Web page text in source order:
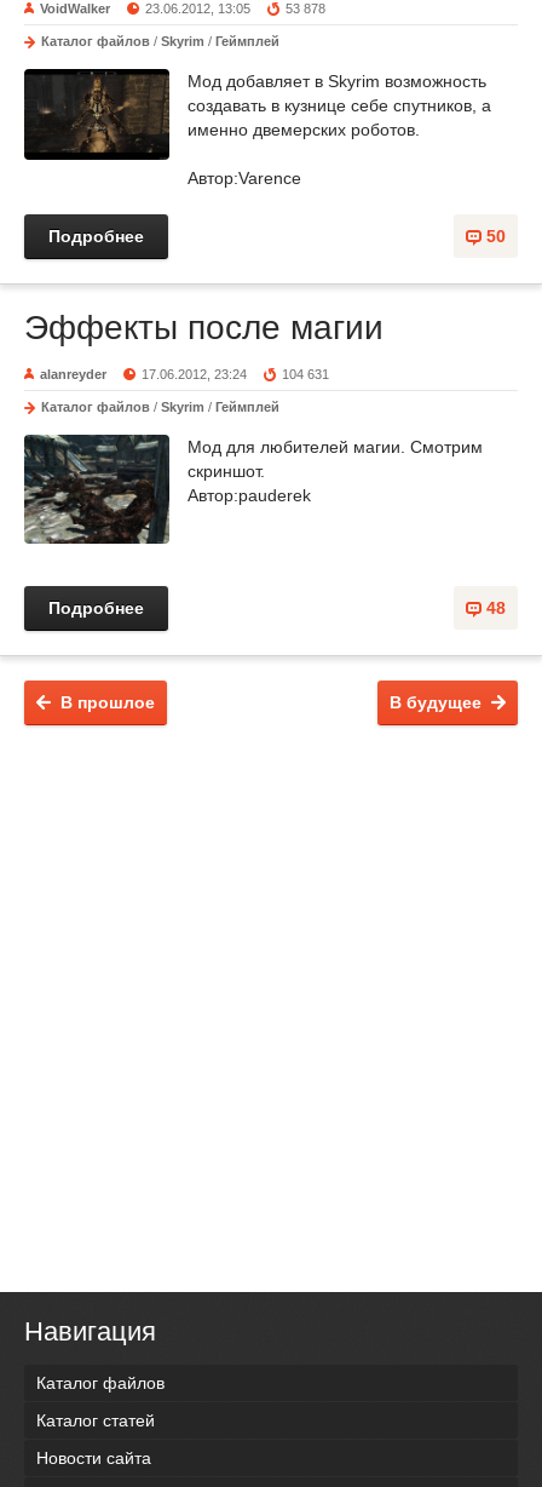
VoidWalker 23.06.2012, 13:05 53 878
Каталог файлов / Skyrim / Геймплей
Мод добавляет в Skyrim возможность
создавать в кузнице себе спутников, а
именно двемерских роботов.
Автор:Varence
50
Подробнее
Эффекты после магии
alanreyder 17.06.2012, 23:24 104 631
Каталог файлов / Skyrim / Геймплей
Мод для любителей магии. Смотрим
скриншот.
Автор:pauderek
48
Подробнее
В будущее
В прошлое
Навигация
Каталог файлов
Каталог статей
Новости сайта